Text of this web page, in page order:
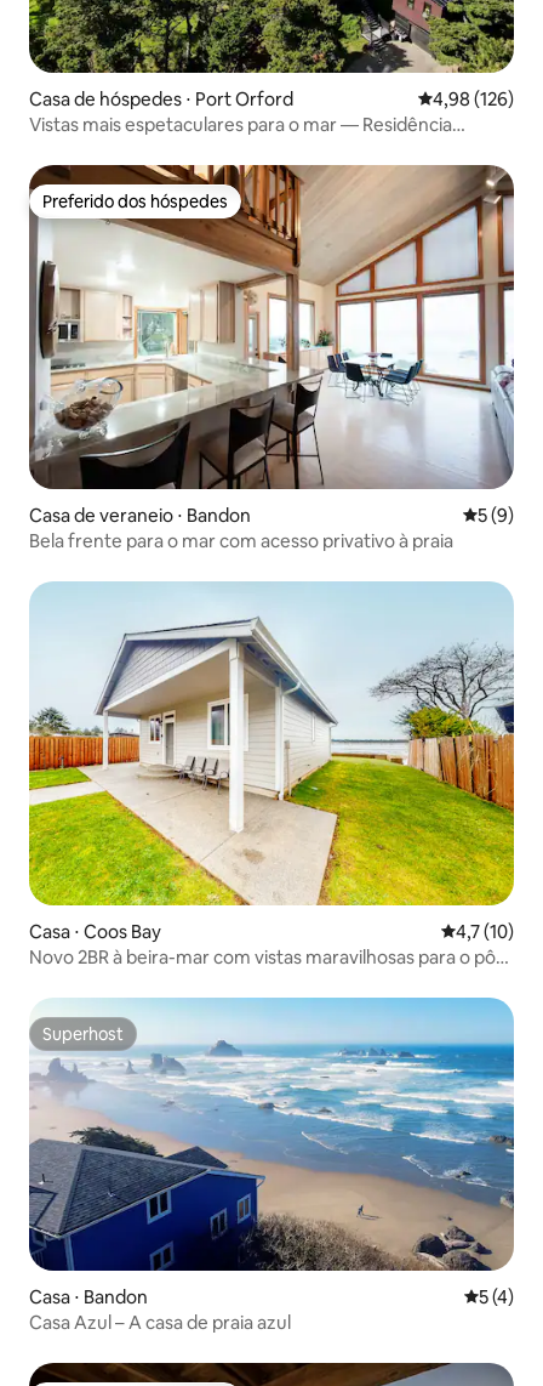
Casa de hóspedes ⋅ Port Orford 4,98 de uma
4,98 (126)
Vistas mais espetaculares para o mar — Residência
Preferido dos hóspedes
Preferido dos hóspedes
Casa de veraneio ⋅ Bandon 5 de
5 (9)
Bela frente para o mar com acesso privativo à praia
Casa ⋅ Coos Bay 4,7 de uma
4,7 (10)
Novo 2BR à beira-mar com vistas maravilhosas para o pôr
Superhost
Superhost
Casa ⋅ Bandon 5 de
5 (4)
Casa Azul – A casa de praia azul